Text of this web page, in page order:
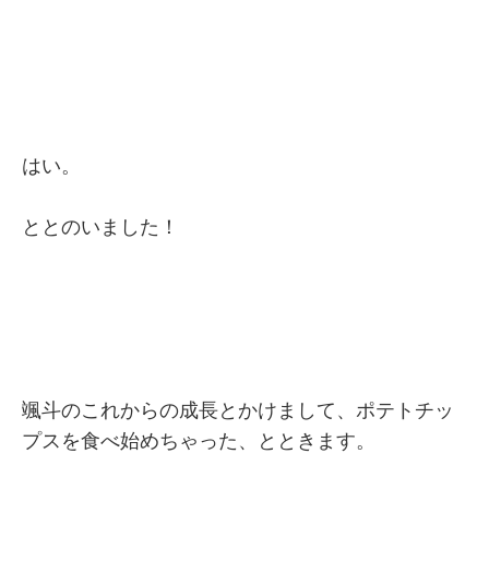
はい。
ととのいました！
颯斗のこれからの成長とかけまして、ポテトチッ
プスを食べ始めちゃった、とときます。